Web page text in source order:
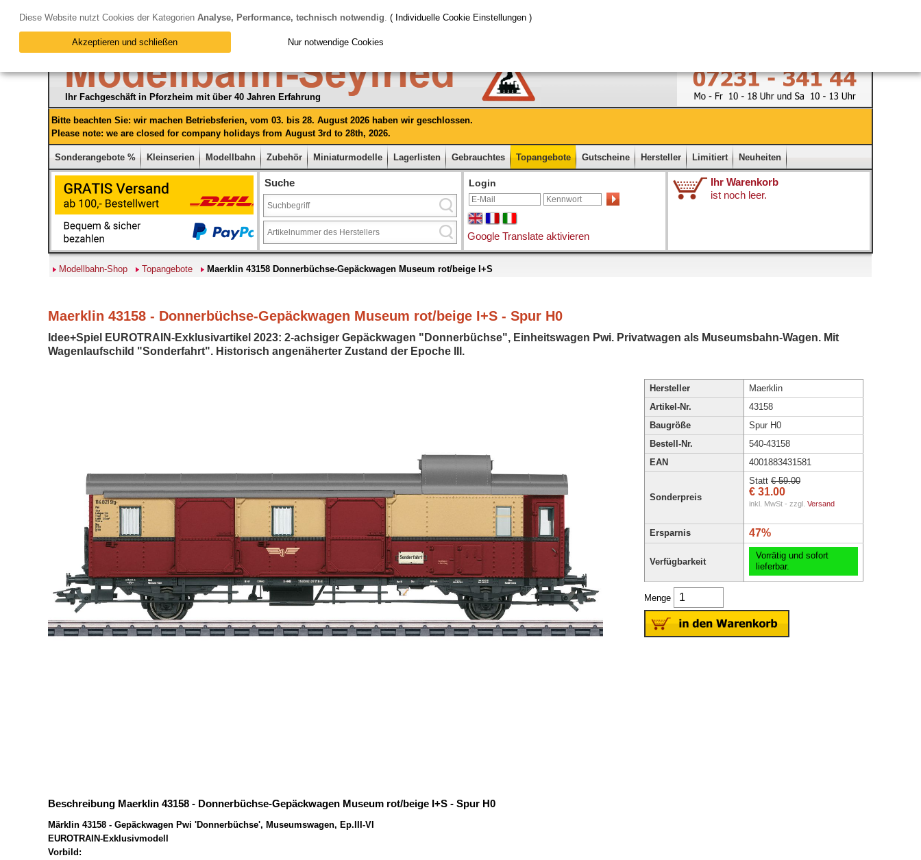
'>
Ihr Fachgeschäft in Pforzheim mit über 40 Jahren Erfahrung
Bitte beachten Sie: wir machen Betriebsferien, vom 03. bis 28. August 2026 haben wir geschlossen.
Please note: we are closed for company holidays from August 3rd to 28th, 2026.
Sonderangebote % Kleinserien Modellbahn Zubehör Miniaturmodelle Lagerlisten Gebrauchtes Topangebote Gutscheine Hersteller Limitiert Neuheiten
Suche Login
Google Translate aktivieren
Ihr Warenkorb
ist noch leer.
Modellbahn-Shop Topangebote Maerklin 43158 Donnerbüchse-Gepäckwagen Museum rot/beige I+S
Maerklin 43158 - Donnerbüchse-Gepäckwagen Museum rot/beige I+S - Spur H0
Idee+Spiel EUROTRAIN-Exklusivartikel 2023: 2-achsiger Gepäckwagen "Donnerbüchse", Einheitswagen Pwi. Privatwagen als Museumsbahn-Wagen. Mit
Wagenlaufschild "Sonderfahrt". Historisch angenäherter Zustand der Epoche III.
Hersteller
Maerklin
Artikel-Nr.
43158
Baugröße
Spur H0
Bestell-Nr.
540-43158
EAN
4001883431581
Sonderpreis
Statt € 59.00
€ 31.00
inkl. MwSt - zzgl. Versand
Ersparnis 47%
Verfügbarkeit
Vorrätig und sofort
lieferbar.
Menge
Beschreibung Maerklin 43158 - Donnerbüchse-Gepäckwagen Museum rot/beige I+S - Spur H0
Märklin 43158 - Gepäckwagen Pwi 'Donnerbüchse', Museumswagen, Ep.III-VI
EUROTRAIN-Exklusivmodell
Vorbild:
Diese Website nutzt Cookies der Kategorien Analyse, Performance, technisch notwendig. ( Individuelle Cookie Einstellungen )
Akzeptieren und schließen Nur notwendige Cookies